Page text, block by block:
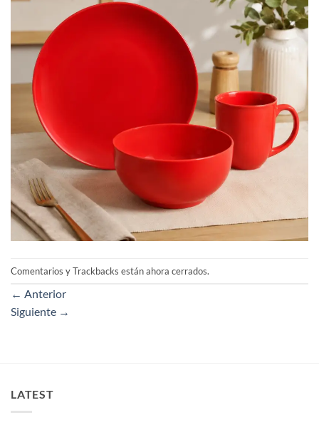
Comentarios y Trackbacks están ahora cerrados.
← Anterior
Siguiente →
LATEST